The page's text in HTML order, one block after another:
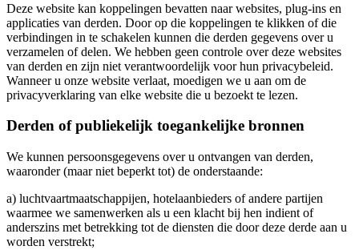
Deze website kan koppelingen bevatten naar websites, plug-ins en
applicaties van derden. Door op die koppelingen te klikken of die
verbindingen in te schakelen kunnen die derden gegevens over u
verzamelen of delen. We hebben geen controle over deze websites
van derden en zijn niet verantwoordelijk voor hun privacybeleid.
Wanneer u onze website verlaat, moedigen we u aan om de
privacyverklaring van elke website die u bezoekt te lezen.
Derden of publiekelijk toegankelijke bronnen
We kunnen persoonsgegevens over u ontvangen van derden,
waaronder (maar niet beperkt tot) de onderstaande:
a) luchtvaartmaatschappijen, hotelaanbieders of andere partijen
waarmee we samenwerken als u een klacht bij hen indient of
anderszins met betrekking tot de diensten die door deze derde aan u
worden verstrekt;